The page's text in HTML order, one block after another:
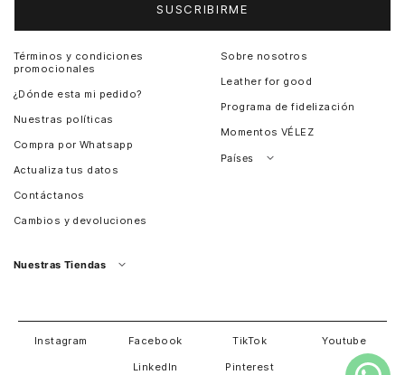
SUSCRIBIRME
Términos y condiciones
promocionales
¿Dónde esta mi pedido?
Nuestras políticas
Compra por Whatsapp
Actualiza tus datos
Contáctanos
Cambios y devoluciones
Sobre nosotros
Leather for good
Programa de fidelización
Momentos VÉLEZ
Países
Costa Rica
Nuestras Tiendas
Instagram
Facebook TikTok Youtube
LinkedIn Pinterest